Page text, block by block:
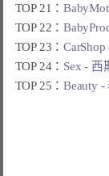
TOP 21：
TOP 22：
TOP 23：
TOP 24： Sex - 西
TOP 25：Beauty -